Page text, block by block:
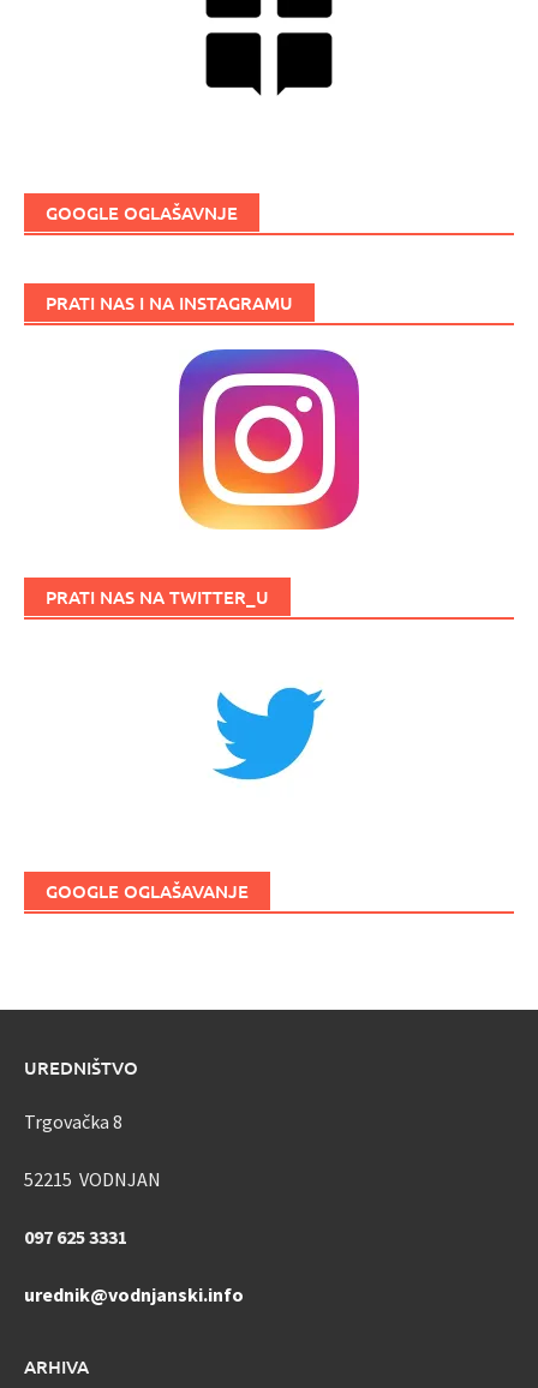
GOOGLE OGLAŠAVNJE
PRATI NAS I NA INSTAGRAMU
PRATI NAS NA TWITTER_U
GOOGLE OGLAŠAVANJE
UREDNIŠTVO
Trgovačka 8
52215 VODNJAN
097 625 3331
urednik@vodnjanski.info
ARHIVA